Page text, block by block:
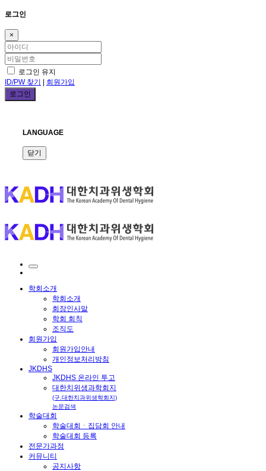
로그인
×
로그인 유지
ID/PW 찾기
회원가입
LANGUAGE
닫기
학회소개
학회소개
회장인사말
학회 회칙
조직도
회원가입
회원가입안내
개인정보처리방침
JKDHS
JKDHS 온라인 투고
대한치위생과학회지
(구.대한치과위생학회지)
논문검색
학술대회
학술대회ㆍ집담회 안내
학술대회 등록
전문가과정
커뮤니티
공지사항